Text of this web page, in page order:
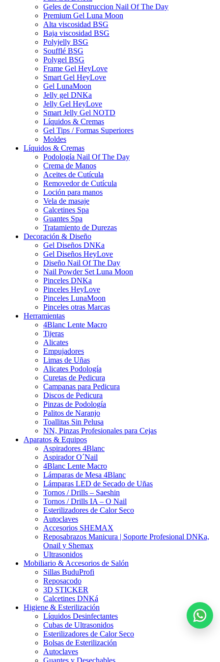
Geles de Construccion Nail Of The Day
Premium Gel Luna Moon
Alta viscosidad BSG
Baja viscosidad BSG
Polyjelly BSG
Soufflé BSG
Polygel BSG
Frame Gel HeyLove
Smart Gel HeyLove
Gel LunaMoon
Jelly gel DNKa
Jelly Gel HeyLove
Smart Jelly Gel NOTD
Líquidos & Cremas
Gel Tips / Formas Superiores
Moldes
Líquidos & Cremas
Podología Nail Of The Day
Crema de Manos
Aceites de Cutícula
Removedor de Cutícula
Loción para manos
Vela de masaje
Calcetines Spa
Guantes Spa
Tratamiento de Durezas
Decoración & Diseño
Gel Diseños DNKa
Gel Diseños HeyLove
Diseño Nail Of The Day
Nail Powder Set Luna Moon
Pinceles DNKa
Pinceles HeyLove
Pinceles LunaMoon
Pinceles otras Marcas
Herramientas
4Blanc Lente Macro
Tijeras
Alicates
Empujadores
Limas de Uñas
Alicates Podología
Curetas de Pedicura
Campanas para Pedicura
Discos de Pedicura
Pinzas de Podología
Palitos de Naranjo
Toallitas Sin Pelusa
NN, Pinzas Profesionales para Cejas
Aparatos & Equipos
Aspiradores 4Blanc
Aspirador O´Nail
4Blanc Lente Macro
Lámparas de Mesa 4Blanc
Lámparas LED de Secado de Uñas
Tornos / Drills – Saeshin
Tornos / Drills IA – O Nail
Esterilizadores de Calor Seco
Autoclaves
Accesorios SHEMAX
Reposabrazos Manicura | Soporte Profesional DNKa,
Onail y Shemax
Ultrasonidos
Mobiliario & Accesorios de Salón
Sillas BuduProfi
Reposacodo
3D STICKER
Calcetines DNKá
Higiene & Esterilización
Líquidos Desinfectantes
Cubas de Ultrasonidos
Esterilizadores de Calor Seco
Bolsas de Esterilización
Autoclaves
Guantes y Desechables